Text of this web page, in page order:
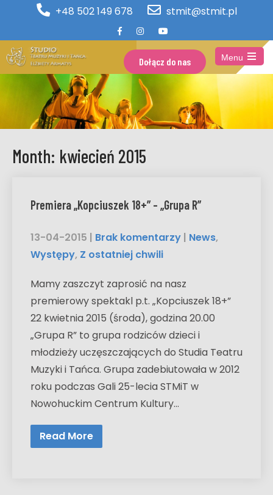
+48 502 149 678 stmit@stmit.pl
Dołącz do nas
Menu
Open
the
main
menu
Month: kwiecień 2015
Premiera „Kopciuszek 18+” – „Grupa R”
13-04-2015 | Brak komentarzy | News,
Występy, Z ostatniej chwili
Mamy zaszczyt zaprosić na nasz
premierowy spektakl p.t. „Kopciuszek 18+”
22 kwietnia 2015 (środa), godzina 20.00
„Grupa R” to grupa rodziców dzieci i
młodzieży uczęszczających do Studia Teatru
Muzyki i Tańca. Grupa zadebiutowała w 2012
roku podczas Gali 25-lecia STMiT w
Nowohuckim Centrum Kultury…
Read More